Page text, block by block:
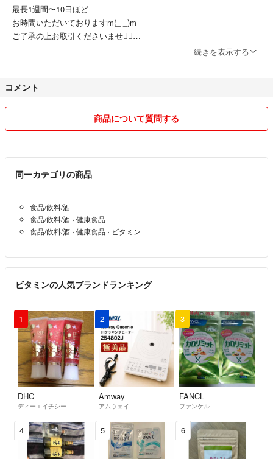
最長1週間〜10日ほど
お時間いただいておりますm(_ _)m
ご了承の上お取引くださいませ🙇‍♀️
時間指定等は行えませんのでご了承ください
続きを表示する
コメント
商品について質問する
同一カテゴリの商品
食品/飲料/酒
食品/飲料/酒 › 健康食品
食品/飲料/酒 › 健康食品 › ビタミン
ビタミンの人気ブランドランキング
1
DHC
ディーエイチシー
2
Amway
アムウェイ
3
FANCL
ファンケル
4 5 6